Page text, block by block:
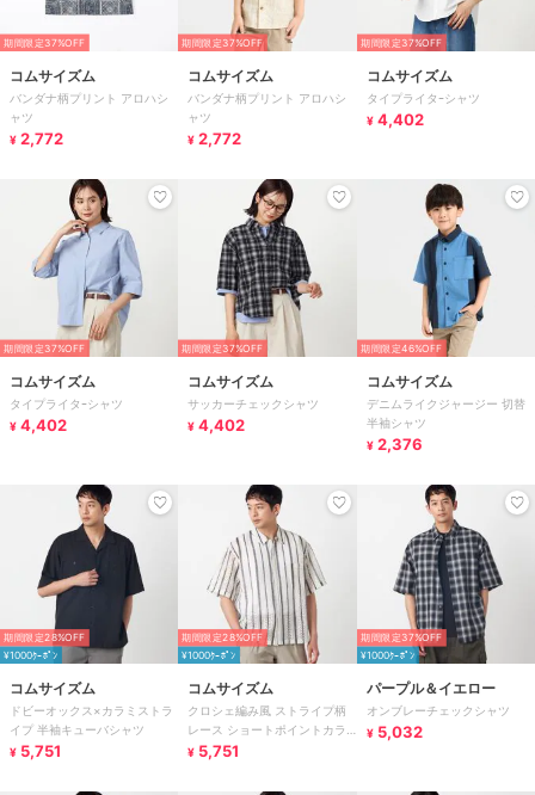
期間限定37%OFF
コムサイズム
バンダナ柄プリント アロハシ
ャツ
¥ 2,772
期間限定37%OFF
コムサイズム
バンダナ柄プリント アロハシ
ャツ
¥ 2,772
期間限定37%OFF
コムサイズム
タイプライタｰシャツ
¥ 4,402
期間限定37%OFF
コムサイズム
タイプライタｰシャツ
¥ 4,402
期間限定37%OFF
コムサイズム
サッカーチェックシャツ
¥ 4,402
期間限定46%OFF
コムサイズム
デニムライクジャージー 切替
半袖シャツ
¥ 2,376
期間限定28%OFF
¥1000ｸｰﾎﾟﾝ
コムサイズム
ドビーオックス×カラミストラ
イプ 半袖キューバシャツ
¥ 5,751
期間限定28%OFF
¥1000ｸｰﾎﾟﾝ
コムサイズム
クロシェ編み風 ストライプ柄
レース ショートポイントカラ
ーシャツ
¥ 5,751
期間限定37%OFF
¥1000ｸｰﾎﾟﾝ
パープル＆イエロー
オンブレーチェックシャツ
¥ 5,032